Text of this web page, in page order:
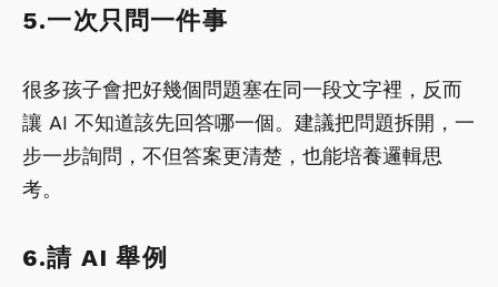
5.一次只問一件事
很多孩子會把好幾個問題塞在同一段文字裡，反而
讓 AI 不知道該先回答哪一個。建議把問題拆開，一
步一步詢問，不但答案更清楚，也能培養邏輯思
考。
6.請 AI 舉例